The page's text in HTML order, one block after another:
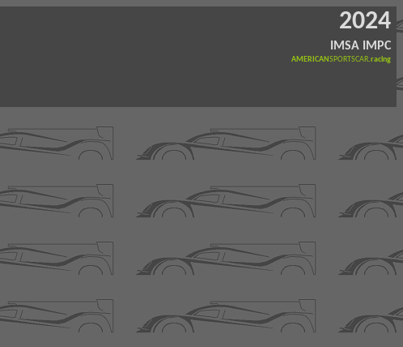
2024
IMSA IMPC
AMERICANSPORTSCAR.racing